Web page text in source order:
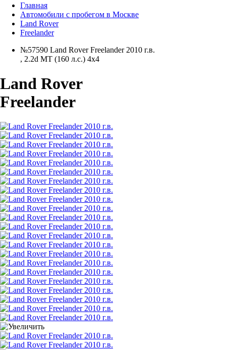
Главная
Автомобили с пробегом в Москве
Land Rover
Freelander
№57590 Land Rover Freelander 2010 г.в.
, 2.2d MT (160 л.с.) 4x4
Land Rover
Freelander